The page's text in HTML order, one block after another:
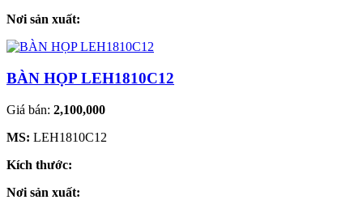
Nơi sản xuất:
BÀN HỌP LEH1810C12
Giá bán: 2,100,000
MS: LEH1810C12
Kích thước:
Nơi sản xuất: